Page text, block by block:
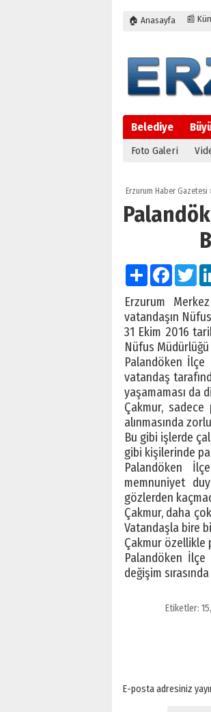
🏠 Anasayfa 📰
Belediye
Foto Galeri
Erzurum Haber Gazetesi
Paylaş
Erzurum
vatandaşın
31 Ekim 2016
Nüfus Müdürlüğü
Palandöken İlçe
vatandaş
yaşamaması da
Çakmur,
alınmasında
Bu gibi işlerde
gibi kişilerinde
Palandöken
memnuniyet
gözlerden
Çakmur, daha
Vatandaşla bire
Çakmur özellikle
Palandöken
değişim
Etiketler: 15,
E-posta adresiniz